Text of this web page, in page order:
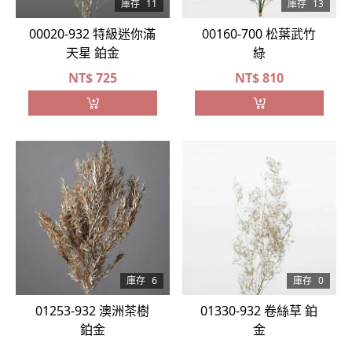
庫存 11
00020-932 特級迷你滿
天星 鉑金
NT$725
庫存 13
00160-700 松葉武竹
綠
NT$810
庫存 6
01253-932 澳洲茶樹
鉑金
庫存 0
01330-932 卷絲草 鉑
金